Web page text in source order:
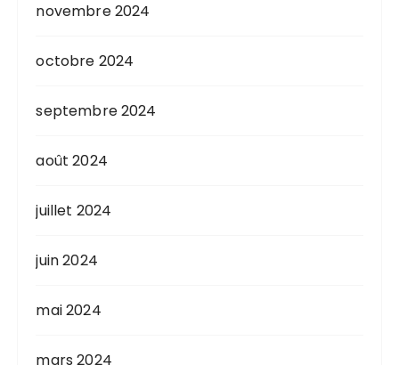
novembre 2024
octobre 2024
septembre 2024
août 2024
juillet 2024
juin 2024
mai 2024
mars 2024